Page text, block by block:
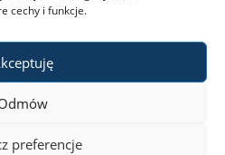
cechy i funkcje.
preferencje26/28, 00-927 Warszawa